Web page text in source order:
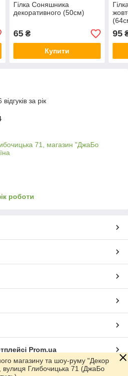
Гілка Соняшника
декоративного (50см)
65₴
Купити
95
за рік
71, магазин "ДжаБо
роботи
Prom.ua
магазину та шоу-руму "Декор
вулиця Глибочицька 71 (ДжаБо